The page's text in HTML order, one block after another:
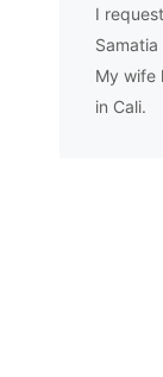
I
My wife
in Cali.